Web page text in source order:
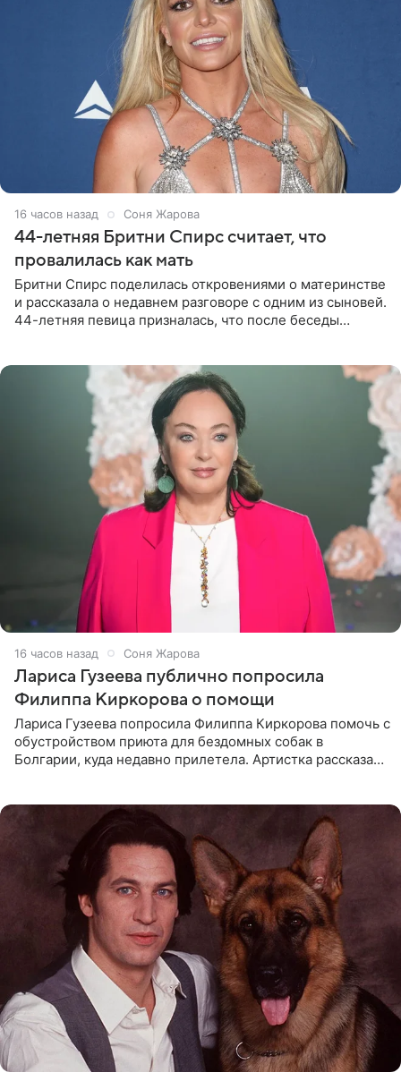
16 часов назад Соня Жарова
44-летняя Бритни Спирс считает, что
провалилась как мать
Бритни Спирс поделилась откровениями о материнстве
и рассказала о недавнем разговоре с одним из сыновей.
44-летняя певица призналась, что после беседы
16 часов назад Соня Жарова
Лариса Гузеева публично попросила
Филиппа Киркорова о помощи
Лариса Гузеева попросила Филиппа Киркорова помочь с
обустройством приюта для бездомных собак в
Болгарии, куда недавно прилетела. Артистка рассказала